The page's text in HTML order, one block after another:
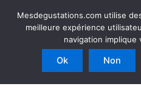
Mesdegustations
Dégustations, accords & autour
Rechercher
Mesdegustations.com utilise
meilleure expérience
navigation implique
Ok Non